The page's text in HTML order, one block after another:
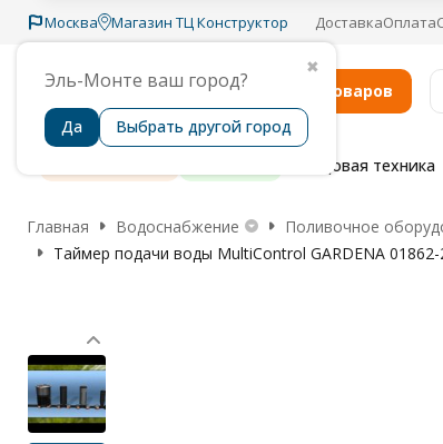
Москва
✖
Эль-Монте ваш город?
Да Выбрать другой город
Магазин ТЦ Конструктор ДоставкаОплата
Каталог товаров
Садовая техника
Главная Водоснабжение Поливочное
Таймер подачи воды MultiControl GARDENA 01862-